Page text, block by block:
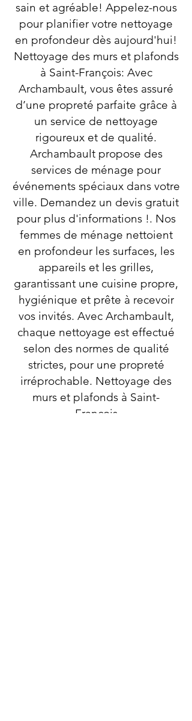
sain et agréable! Appelez-nous
pour planifier votre nettoyage
en profondeur dès aujourd'hui!
Nettoyage des murs et plafonds
à Saint-François: Avec
Archambault, vous êtes assuré
d’une propreté parfaite grâce à
un service de nettoyage
rigoureux et de qualité.
Archambault propose des
services de ménage pour
événements spéciaux dans votre
ville. Demandez un devis gratuit
pour plus d'informations !. Nos
femmes de ménage nettoient
en profondeur les surfaces, les
appareils et les grilles,
garantissant une cuisine propre,
hygiénique et prête à recevoir
vos invités. Avec Archambault,
chaque nettoyage est effectué
selon des normes de qualité
strictes, pour une propreté
irréprochable. Nettoyage des
murs et plafonds à Saint-
François